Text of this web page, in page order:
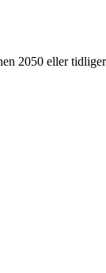
2050 eller